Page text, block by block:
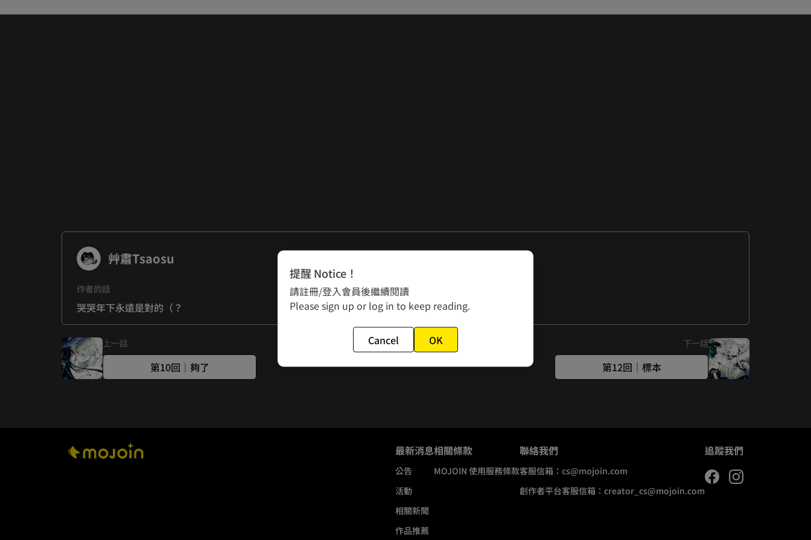
艸肅Tsaosu
作者的話
哭哭年下永遠是對的（？
上一話
第10回｜夠了
下一話
第12回｜標本
最新消息
公告
活動
相關新聞
作品推薦
相關條款
MOJOIN 使用服務條款
聯絡我們
客服信箱： cs@mojoin.com
創作者平台客服信箱： creator_cs@mojoin.com
追蹤我們
提醒 Notice！
請註冊/登入會員後繼續閱讀
Please sign up or log in to keep reading.
Cancel OK